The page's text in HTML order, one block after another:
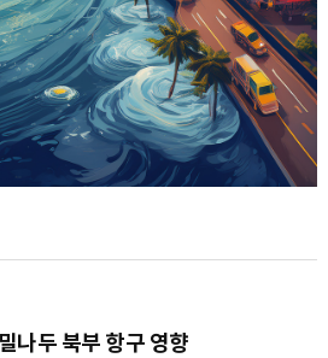
나두 북부 항구 영향